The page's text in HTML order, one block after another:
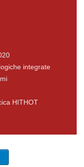
integrate
HITHOT